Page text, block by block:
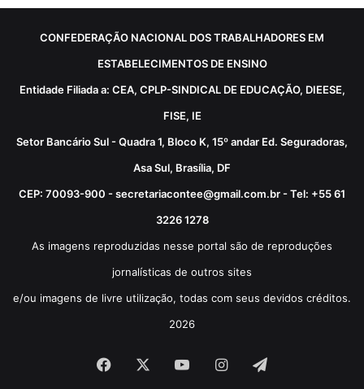
CONFEDERAÇÃO NACIONAL DOS TRABALHADORES EM
ESTABELECIMENTOS DE ENSINO
Entidade Filiada a: CEA, CPLP-SINDICAL DE EDUCAÇÃO, DIEESE,
FISE, IE
Setor Bancário Sul - Quadra 1, Bloco K, 15º andar Ed. Seguradoras,
Asa Sul, Brasília, DF
CEP: 70093-900 - secretariacontee@gmail.com.br - Tel: +55 61
3226 1278
As imagens reproduzidas nesse portal são de reproduções
jornalísticas de outros sites
e/ou imagens de livre utilização, todas com seus devidos créditos.
2026
Facebook YouTubeInstagram